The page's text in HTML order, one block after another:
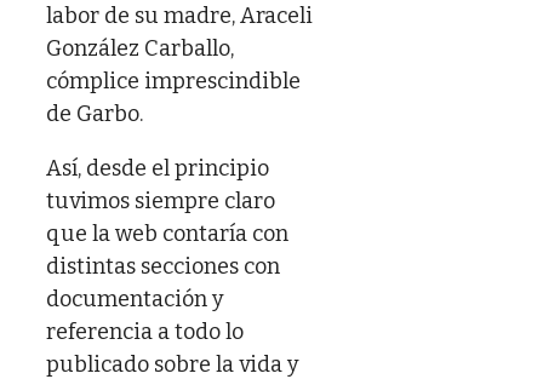
labor de su madre, Araceli
González Carballo,
cómplice imprescindible
de Garbo.
Así, desde el principio
tuvimos siempre claro
que la web contaría con
distintas secciones con
documentación y
referencia a todo lo
publicado sobre la vida y